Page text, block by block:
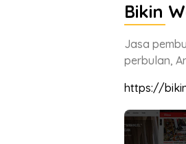
Bikin
Jasa
perbulan,
https://